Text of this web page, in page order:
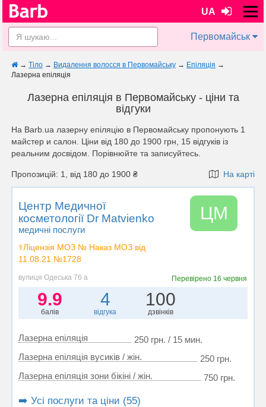
UA
Первомайськ
→ Тіло → Видалення волосся в Первомайську → Епіляція →
Лазерна епіляція
Лазерна епіляція в Первомайську - ціни та
відгуки
На Barb.ua лазерну епіляцію в Первомайську пропонують 1
майстер и салон. Ціни від 180 до 1900 грн, 15 відгуків із
реальним досвідом. Порівнюйте та записуйтесь.
Пропозицій: 1, від 180 до 1900 ₴ На карті
Центр Медичної
косметології Dr Matvienko
медичні послуги
⚕️Ліцензія МОЗ № Наказ МОЗ від
11.08.21 №1728
ЦМ
вулиця Одеська 76 а Перевірено 16 червня
9.9
балів
4
відгука
100
дзвінків
Лазерна епіляція
250 грн. / 15 мин.
Лазерна епіляція вусиків / жін.
250 грн.
Лазерна епіляція зони бікіні / жін.
750 грн.
➡️ Усі послуги та ціни (55)